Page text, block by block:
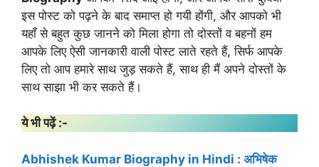
इस पोस्ट को पढ़ने के बाद समाप्त हो गयी होंगी, और आपको भी
यहाँ से बहुत कुछ जानने को मिला होगा तो दोस्तों व बहनों हम
आपके लिए ऐसी जानकारी वाली पोस्ट लाते रहते हैं, सिर्फ आपके
लिए तो आप हमारे साथ जुड़ सकते हैं, साथ ही मैं अपने दोस्तों के
साथ साझा भी कर सकते हैं।
ये भी पढ़ें :-
Abhishek Kumar Biography in Hindi : अभिषेक